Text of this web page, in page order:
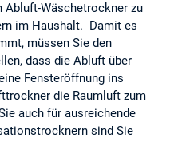
Abluft-Wäschetrockner zu
im Haushalt. Damit es
müssen Sie den
dass die Abluft über
Fensteröffnung ins
die Raumluft zum
auch für ausreichende
sind Sie